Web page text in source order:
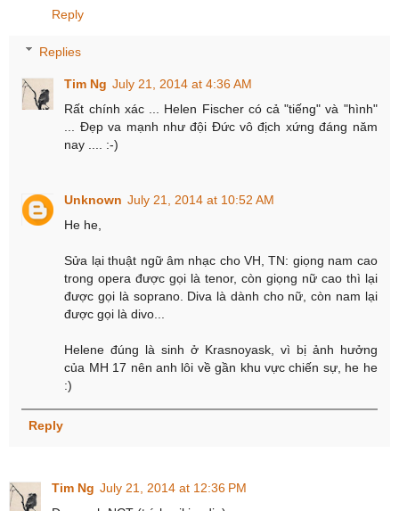
Reply
Replies
Tim Ng July 21, 2014 at 4:36 AM
Rất chính xác ... Helen Fischer có cả "tiếng" và "hình"
... Đẹp va mạnh như đội Đức vô địch xứng đáng năm
nay .... :-)
Unknown July 21, 2014 at 10:52 AM
He he,
Sửa lại thuật ngữ âm nhạc cho VH, TN: giọng nam cao
trong opera được gọi là tenor, còn giọng nữ cao thì lại
được gọi là soprano. Diva là dành cho nữ, còn nam lại
được gọi là divo...
Helene đúng là sinh ở Krasnoyask, vì bị ảnh hưởng
của MH 17 nên anh lôi về gần khu vực chiến sự, he he
:)
Reply
Tim Ng July 21, 2014 at 12:36 PM